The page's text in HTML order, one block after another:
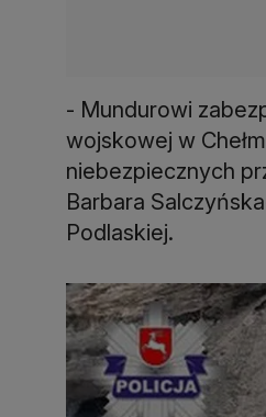
- Mundurowi
wojskowej w
niebezpiecznych
Barbara
Podlaskiej.